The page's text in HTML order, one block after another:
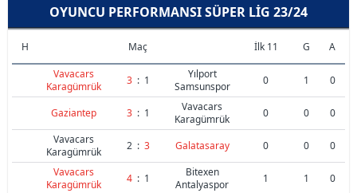
OYUNCU PERFORMANSI SÜPER LIG 23/24
H Maç İlk 11 G
A
Vavacars
Karagümrük
3 : 1
Yılport
Samsunspor
0 1 0
Gaziantep 3 : 1
Vavacars
Karagümrük
0 0
0
Vavacars
Karagümrük
2 : 3 Galatasaray 0 0
0
Vavacars
Karagümrük
4 : 1
Bitexen
Antalyaspor
1 1
0